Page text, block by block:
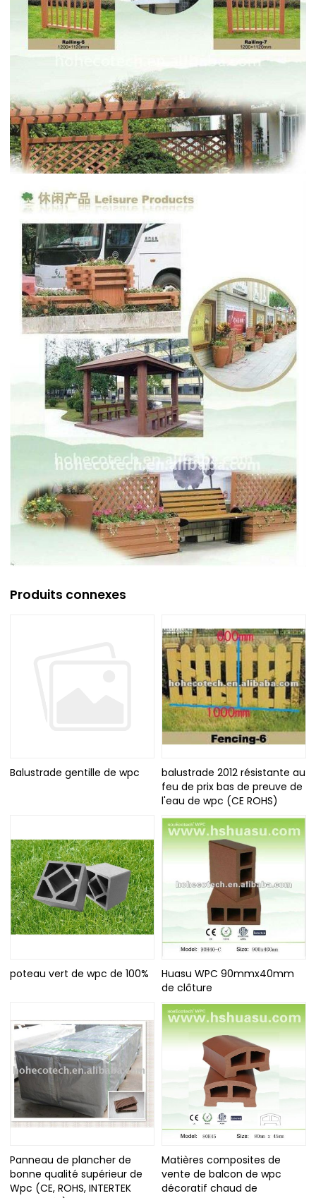
Produits connexes
Balustrade gentille de wpc
balustrade 2012 résistante au
feu de prix bas de preuve de
l'eau de wpc (CE ROHS)
poteau vert de wpc de 100%
Huasu WPC 90mmx40mm
de clôture
Panneau de plancher de
bonne qualité supérieur de
Wpc (CE, ROHS, INTERTEK
Matières composites de
vente de balcon de wpc
décoratif chaud de